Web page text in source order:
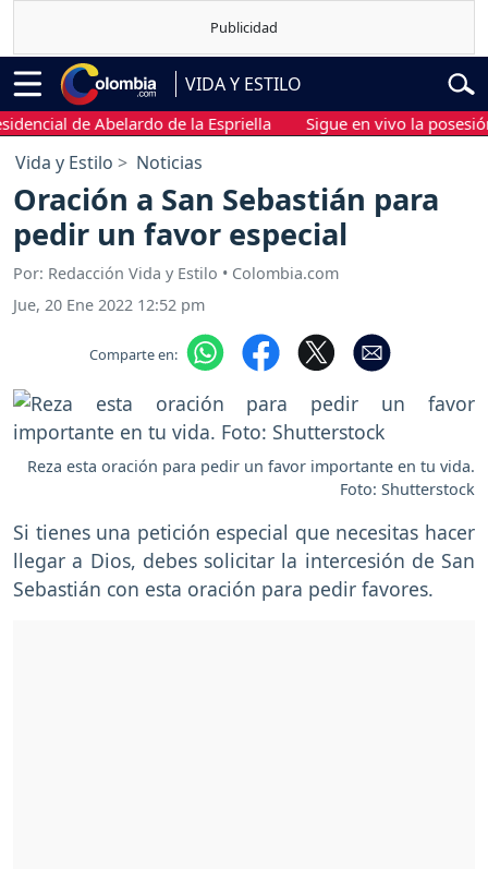
VIDA Y ESTILO
de Abelardo de la Espriella Sigue en vivo la posesión
Vida y Estilo Noticias
Oración a San Sebastián para
pedir un favor especial
Por: Redacción Vida y Estilo • Colombia.com
Jue, 20 Ene 2022 12:52 pm
Comparte en:
Reza esta oración para pedir un favor importante en tu vida.
Foto: Shutterstock
Si tienes una petición especial que necesitas hacer
llegar a Dios, debes solicitar la intercesión de San
Sebastián con esta oración para pedir favores.